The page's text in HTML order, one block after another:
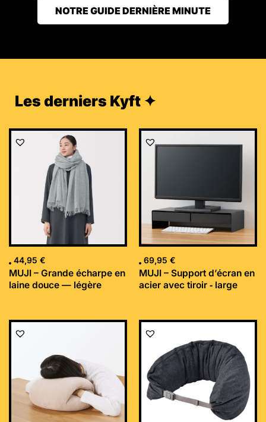
NOTRE GUIDE DERNIÈRE MINUTE
Les derniers Kyft ✦
44,95 €
MUJI – Grande écharpe en
laine douce — légère
69,95 €
MUJI – Support d’écran en
acier avec tiroir ‐ large